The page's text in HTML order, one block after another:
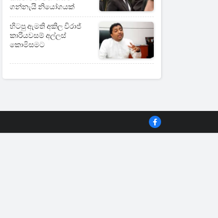
ගන්නැයි නියෝගයක්
හිටපු ඇමති අකිල විරාජ්
කාරියවසම් අල්ලස්
කොමිසමට